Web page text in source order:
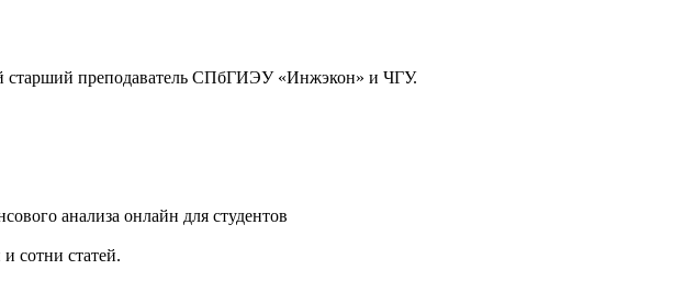
старший преподаватель СПбГИЭУ «Инжэкон» и ЧГУ.
анализа онлайн для студентов
сотни статей.